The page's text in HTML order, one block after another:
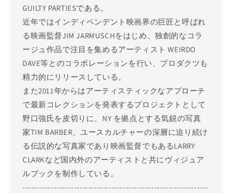
GUILTY PARTIESである。
近年ではインディペンデント映画界の巨匠と呼ばれ
る映画監督JIM JARMUSCHをはじめ、独創的なコラ
ージュ作品で注目を集めるアーティスト WEIRDO
DAVE等とのコラボレーションを行い、プロダクツも
精力的にリリースしている。
また2011年からはアーティスティックなアプローチ
で最新コレクションを発表するプロジェクトとして
野口強氏を皮切りに、NY を拠点とする気鋭の写真
家TIM BARBER、ユースカルチャーの深層に迫り続け
る伝説的な写真家であり映画監督でもあるLARRY
CLARKなど国内外のアーティストと共にヴィジュア
ルブックを制作している。
-----------------------------------------------------------------